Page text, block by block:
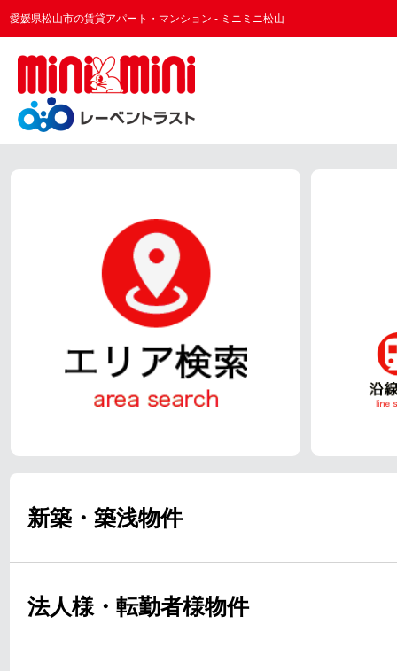
愛媛県松山市の賃貸アパート・マンション - ミニミニ松山
新築・築浅物件
法人様・転勤者様物件